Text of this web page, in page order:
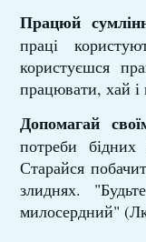
Працюй
праці
користуєшся
працювати, хай і
Допомагай
потреби
Старайся
злиднях.
милосердний"